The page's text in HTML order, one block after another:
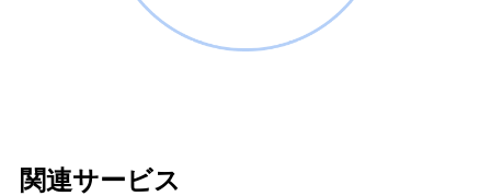
関連サービス